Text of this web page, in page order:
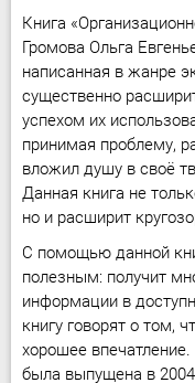
Книга
Громова Ольга
написанная в жанре
существенно
успехом их
принимая проблему,
вложил душу в своё
Данная книга не
но и расширит
С помощью данной
полезным: получит
информации в
книгу говорят о том,
хорошее
была выпущена в